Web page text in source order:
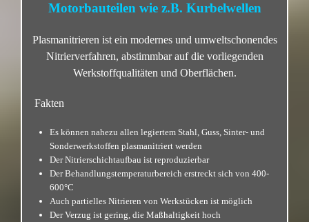
Motorbauteilen wie z.B. Kurbelwellen
Plasmanitrieren ist ein modernes und umweltschonendes
Nitrierverfahren, abstimmbar auf die vorliegenden
Werkstoffqualitäten und Oberflächen.
Fakten
Es können nahezu allen legiertem Stahl, Guss, Sinter- und
Sonderwerkstoffen plasmanitriert werden
Der Nitrierschichtaufbau ist reproduzierbar
Der Behandlungstemperaturbereich erstreckt sich von 400-
600°C
Auch partielles Nitrieren von Werkstücken ist möglich
Der Verzug ist gering, die Maßhaltigkeit hoch